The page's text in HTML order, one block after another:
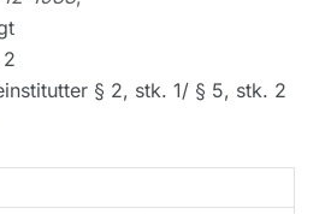
§ 2, stk. 1/ § 5, stk. 2